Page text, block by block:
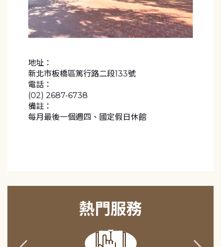
地址：
新北市板橋區篤行路二段133號
電話：
(02) 2687-6738
備註：
每月最後一個週四、國定假日休館
熱門服務